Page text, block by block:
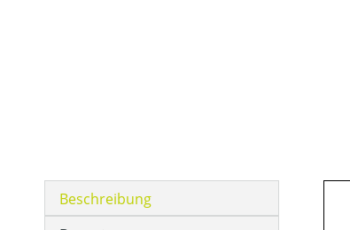
Beschreibung